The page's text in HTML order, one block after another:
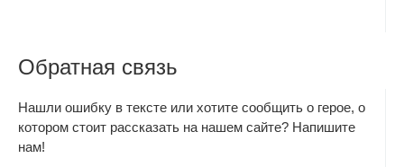
Обратная связь
Нашли ошибку в тексте или хотите сообщить о герое, о
котором стоит рассказать на нашем сайте? Напишите
нам!